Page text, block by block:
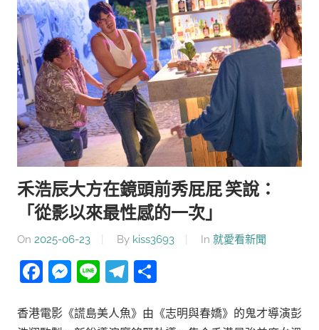
達
人
推
薦
戲
科
技
自
媒
體。
禾浩辰大方在鏡頭前秀屁屁 笑說：
「從影以來最性感的一次」
On 2025-06-23 By kiss3693 In 就愛看新聞
Facebook
Messenger
LineTelegram
香港電影《謊島美人魚》由《志明與春嬌》的鬼才導演彭